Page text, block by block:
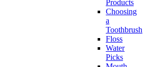
Products
Choosing
a
Toothbrush
Floss
Water
Picks